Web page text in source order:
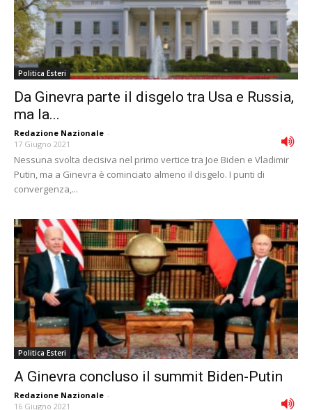
Politica Esteri
Da Ginevra parte il disgelo tra Usa e Russia,
ma la...
Redazione Nazionale -
17 Giugno 2021
Nessuna svolta decisiva nel primo vertice tra Joe Biden e Vladimir
Putin, ma a Ginevra è cominciato almeno il disgelo. I punti di
convergenza,...
Politica Esteri
A Ginevra concluso il summit Biden-Putin
Redazione Nazionale -
16 Giugno 2021